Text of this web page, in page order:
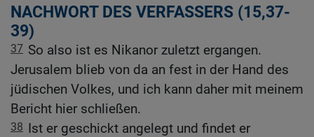
NACHWORT DES VERFASSERS (15,37-
39)
37 So also ist es Nikanor zuletzt ergangen.
Jerusalem blieb von da an fest in der Hand des
jüdischen Volkes, und ich kann daher mit meinem
Bericht hier schließen.
38 Ist er geschickt angelegt und findet er